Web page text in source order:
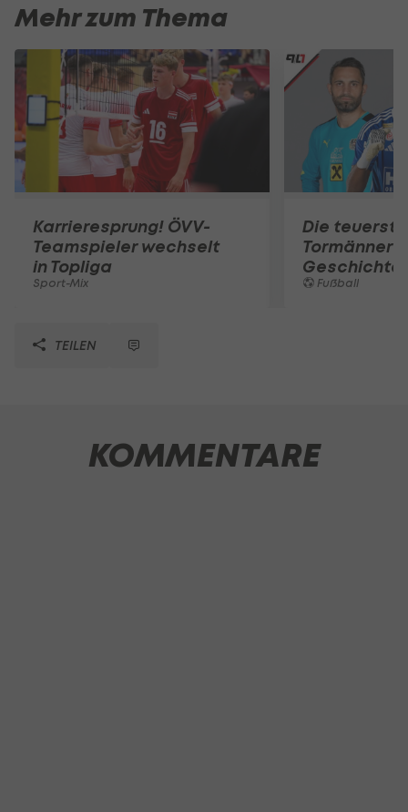
Mehr zum Thema
Karrieresprung! ÖVV-
Teamspieler wechselt
in Topliga
Sport-Mix
Die
Tormänner
Geschichte
Fußball
TEILEN
KOMMENTARE